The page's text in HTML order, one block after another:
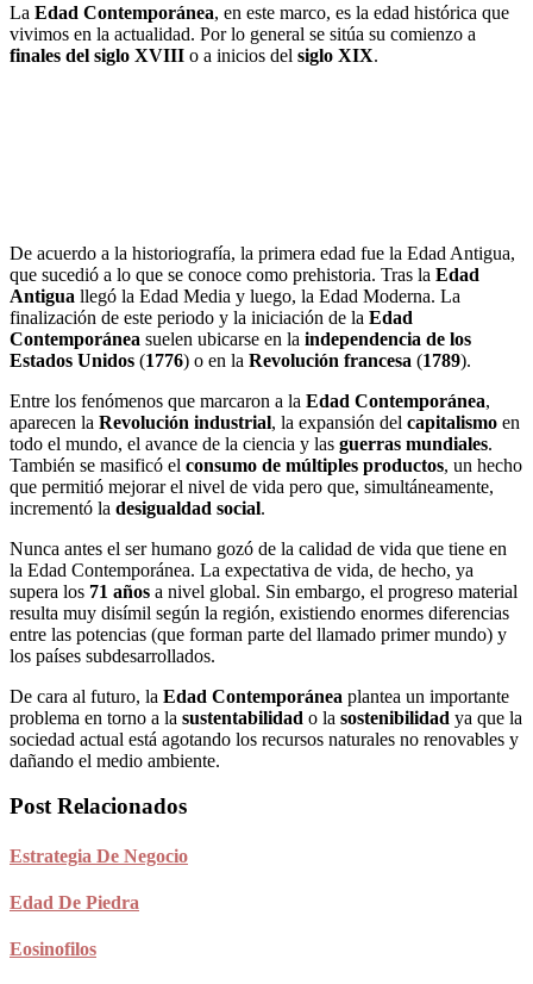
La Edad Contemporánea, en este marco, es la edad histórica que
vivimos en la actualidad. Por lo general se sitúa su comienzo a
finales del siglo XVIII o a inicios del siglo XIX.
De acuerdo a la historiografía, la primera edad fue la Edad Antigua,
que sucedió a lo que se conoce como prehistoria. Tras la Edad
Antigua llegó la Edad Media y luego, la Edad Moderna. La
finalización de este periodo y la iniciación de la Edad
Contemporánea suelen ubicarse en la independencia de los
Estados Unidos (1776) o en la Revolución francesa (1789).
Entre los fenómenos que marcaron a la Edad Contemporánea,
aparecen la Revolución industrial, la expansión del capitalismo en
todo el mundo, el avance de la ciencia y las guerras mundiales.
También se masificó el consumo de múltiples productos, un hecho
que permitió mejorar el nivel de vida pero que, simultáneamente,
incrementó la desigualdad social.
Nunca antes el ser humano gozó de la calidad de vida que tiene en
la Edad Contemporánea. La expectativa de vida, de hecho, ya
supera los 71 años a nivel global. Sin embargo, el progreso material
resulta muy disímil según la región, existiendo enormes diferencias
entre las potencias (que forman parte del llamado primer mundo) y
los países subdesarrollados.
De cara al futuro, la Edad Contemporánea plantea un importante
problema en torno a la sustentabilidad o la sostenibilidad ya que la
sociedad actual está agotando los recursos naturales no renovables y
dañando el medio ambiente.
Post Relacionados
Estrategia De Negocio
Edad De Piedra
Eosinofilos